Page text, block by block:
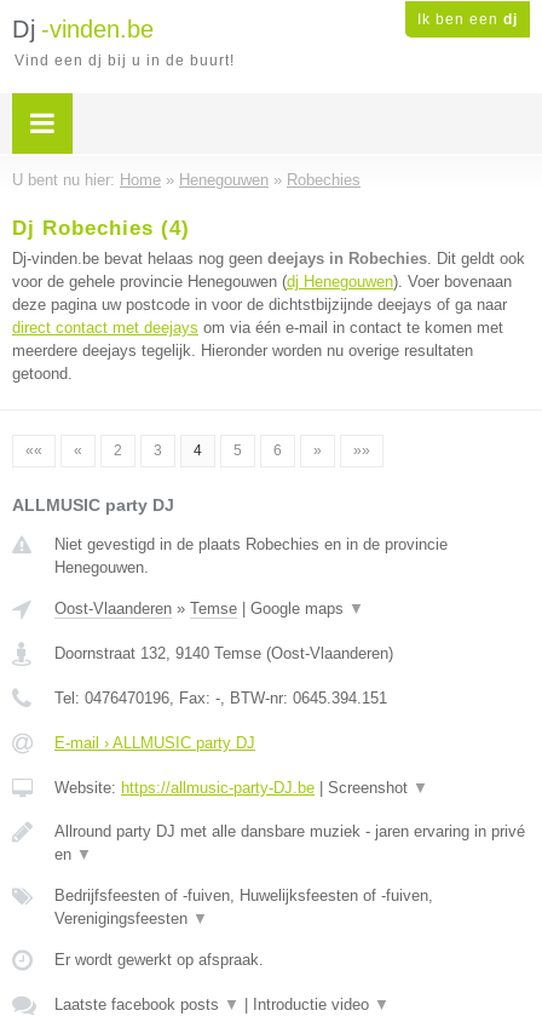
Ik ben een dj
Dj -vinden.be
Vind een dj bij u in de buurt!
U bent nu hier: Home » Henegouwen » Robechies
Dj Robechies (4)
Dj-vinden.be bevat helaas nog geen deejays in Robechies. Dit geldt ook
voor de gehele provincie Henegouwen (dj Henegouwen). Voer bovenaan
deze pagina uw postcode in voor de dichtstbijzijnde deejays of ga naar
direct contact met deejays om via één e-mail in contact te komen met
meerdere deejays tegelijk. Hieronder worden nu overige resultaten
getoond.
«« « 2 3 4 5 6 » »»
ALLMUSIC party DJ
Niet gevestigd in de plaats Robechies en in de provincie
Henegouwen.
Oost-Vlaanderen » Temse Google maps ▼
Doornstraat 132, 9140 Temse (Oost-Vlaanderen)
Tel: 0476470196, Fax: -, BTW-nr: 0645.394.151
E-mail › ALLMUSIC party DJ
Website: https://allmusic-party-DJ.be Screenshot ▼
Allround party DJ met alle dansbare muziek - jaren ervaring in privé
en ▼
Bedrijfsfeesten of -fuiven, Huwelijksfeesten of -fuiven,
Verenigingsfeesten ▼
Er wordt gewerkt op afspraak.
Laatste facebook posts ▼ Introductie video ▼